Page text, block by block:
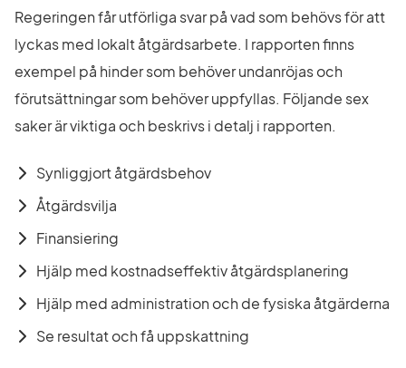
Regeringen får utförliga svar på vad som behövs för att
lyckas med lokalt åtgärdsarbete. I rapporten finns
exempel på hinder som behöver undanröjas och
förutsättningar som behöver uppfyllas. Följande sex
saker är viktiga och beskrivs i detalj i rapporten.
Synliggjort åtgärdsbehov
Åtgärdsvilja
Finansiering
Hjälp med kostnadseffektiv åtgärdsplanering
Hjälp med administration och de fysiska åtgärderna
Se resultat och få uppskattning